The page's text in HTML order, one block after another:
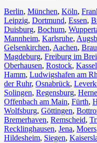
Berlin⁠, München, Köln⁠,
Leipzig, Dortmund, Essen,
Duisburg⁠, Bochum,
Mannheim, Karlsruhe,
Gelsenkirchen⁠, Aachen⁠,
Magdeburg, Freiburg im
Oberhausen⁠, Rostock⁠, Kassel⁠
Hamm, Ludwigshafen am
der Ruhr, Osnabrück⁠,
Solingen, Regensburg, Herne⁠
Offenbach am Main, Fürth⁠,
Wolfsburg⁠, Göttingen,
Bremerhaven⁠, Remscheid,
Recklinghausen, Jena⁠, Moers⁠
Hildesheim⁠, Siegen⁠,